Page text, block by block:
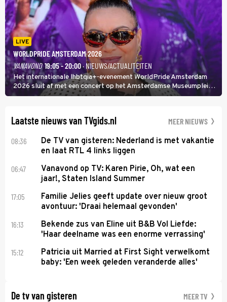
LIVE
WORLDPRIDE AMSTERDAM 2026
VANAVOND 19:05 - 20:00· NIEUWS/ACTUALITEITEN
Het internationale lhbtqia+-evenement WorldPride Amsterdam
2026 sluit af met een concert op het Amsterdamse Museumplein.
Anita Doth is een van de optredende artiesten. In de jaren 90
Laatste nieuws van TVgids.nl MEER NIEUWS
08:36
De TV van gisteren: Nederland is met vakantie
en laat RTL 4 links liggen
06:47
Vanavond op TV: Karen Pirie, Oh, wat een
jaar!, Staten Island Summer
17:05
Familie Jelies geeft update over nieuw groot
avontuur: 'Draai helemaal gevonden'
16:13
Bekende zus van Eline uit B&B Vol Liefde:
'Haar deelname was een enorme verrassing'
15:12
Patricia uit Married at First Sight verwelkomt
baby: 'Een week geleden veranderde alles'
De tv van gisteren MEER TV